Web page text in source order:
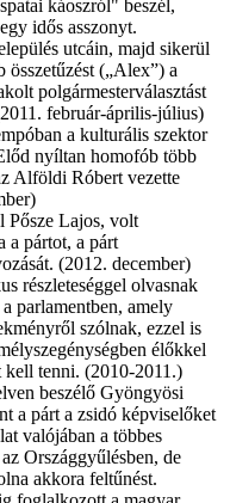
káoszról" beszél,
idős asszonyt.
utcáin, majd sikerül
(„Alex”) a
polgármesterválasztást
február-április-július)
a kulturális szektor
nyíltan homofób több
Alföldi Róbert vezette
Pősze Lajos, volt
a pártot, a párt
(2012. december)
részleteséggel olvasnak
parlamentben, amely
szólnak, ezzel is
élőkkel
kell tenni. (2010-2011.)
beszélő Gyöngyösi
a párt a zsidó képviselőket
valójában a többes
Országgyűlésben, de
akkora feltűnést.